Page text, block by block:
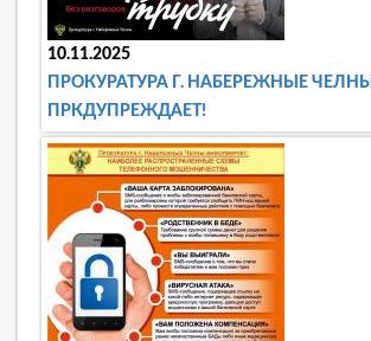
10.11.2025
ПРОКУРАТУРА Г. НАБЕРЕЖНЫЕ ЧЕЛНЫ
ПРКДУПРЕЖДАЕТ!